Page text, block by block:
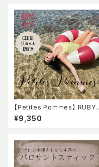
【Petites Pommes】 RUBY R
ED 浮き輪 120cm フロート BP
Aフリー 6才〜大人 プティット
¥9,350